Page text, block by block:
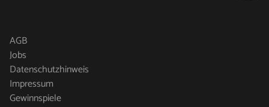
AGB
Jobs
Datenschutzhinweis
Impressum
Gewinnspiele